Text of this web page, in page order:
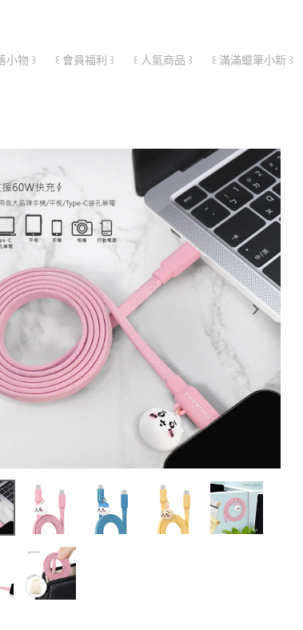
小物 ꒱ ꒰ 會員福利 ꒱ ꒰ 人氣商品 ꒱ ꒰ 滿滿蠟筆小新 ꒱